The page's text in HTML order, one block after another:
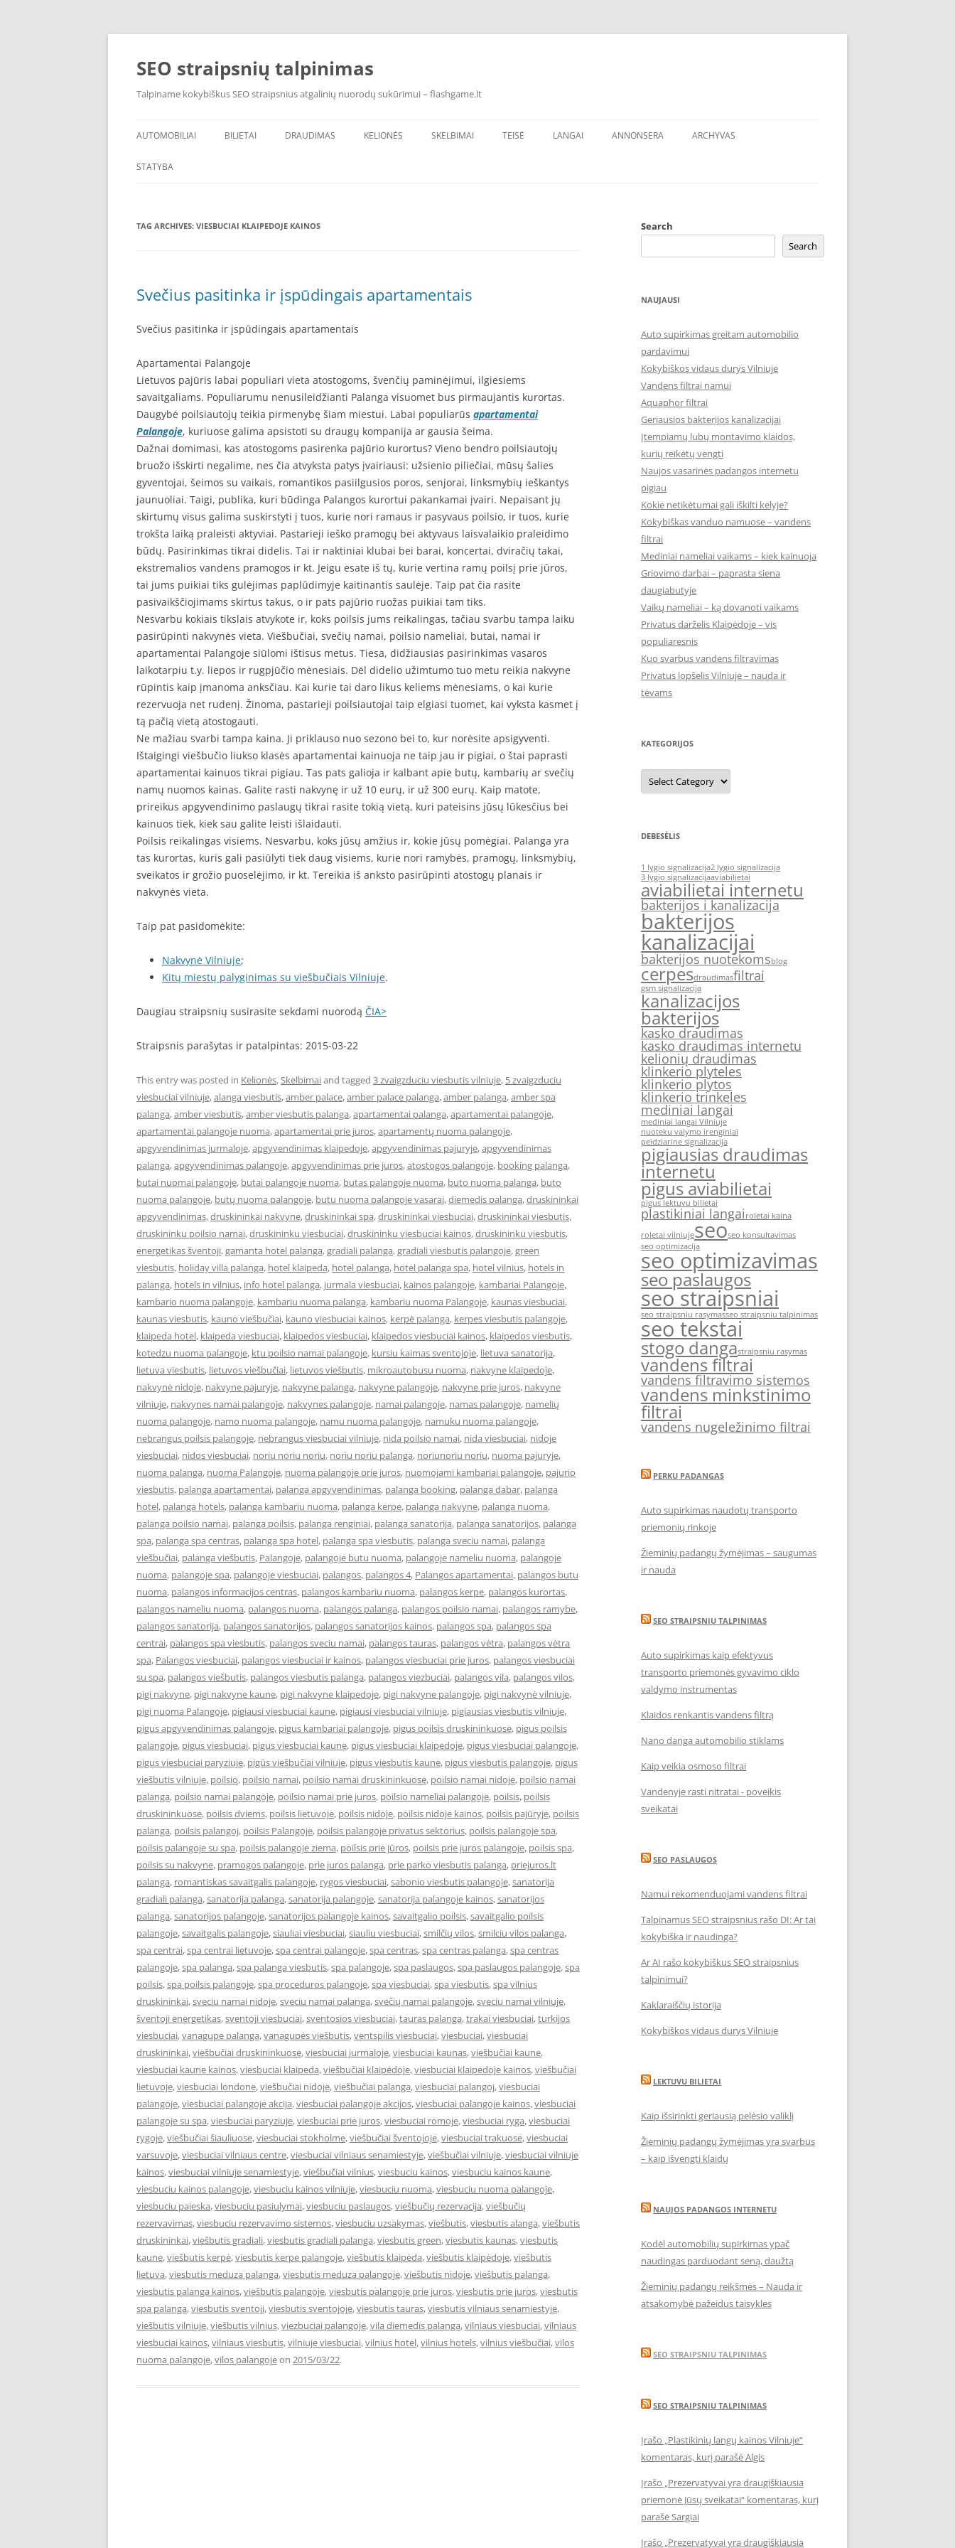
Skip
SEO straipsnių talpinimas
Talpiname kokybiškus SEO straipsnius atgalinių nuorodų sukūrimui – flashgame.lt
AUTOMOBILIAI BILIETAI DRAUDIMAS KELIONĖS SKELBIMAI TEISĖ LANGAI ANNONSERA ARCHYVAS
STATYBA
TAG ARCHIVES: VIESBUCIAI KLAIPEDOJE KAINOS
Svečius pasitinka ir įspūdingais apartamentais
Svečius pasitinka ir įspūdingais apartamentais
Apartamentai Palangoje
Lietuvos pajūris labai populiari vieta atostogoms, švenčių paminėjimui, ilgiesiems
savaitgaliams. Populiarumu nenusileidžianti Palanga visuomet bus pirmaujantis kurortas.
Daugybė poilsiautojų teikia pirmenybę šiam miestui. Labai populiarūs apartamentai
Palangoje, kuriuose galima apsistoti su draugų kompanija ar gausia šeima.
Dažnai domimasi, kas atostogoms pasirenka pajūrio kurortus? Vieno bendro poilsiautojų
bruožo išskirti negalime, nes čia atvyksta patys įvairiausi: užsienio piliečiai, mūsų šalies
gyventojai, šeimos su vaikais, romantikos pasiilgusios poros, senjorai, linksmybių ieškantys
jaunuoliai. Taigi, publika, kuri būdinga Palangos kurortui pakankamai įvairi. Nepaisant jų
skirtumų visus galima suskirstyti į tuos, kurie nori ramaus ir pasyvaus poilsio, ir tuos, kurie
trokšta laiką praleisti aktyviai. Pastarieji ieško pramogų bei aktyvaus laisvalaikio praleidimo
būdų. Pasirinkimas tikrai didelis. Tai ir naktiniai klubai bei barai, koncertai, dviračių takai,
ekstremalios vandens pramogos ir kt. Jeigu esate iš tų, kurie vertina ramų poilsį prie jūros,
tai jums puikiai tiks gulėjimas paplūdimyje kaitinantis saulėje. Taip pat čia rasite
pasivaikščiojimams skirtus takus, o ir pats pajūrio ruožas puikiai tam tiks.
Nesvarbu kokiais tikslais atvykote ir, koks poilsis jums reikalingas, tačiau svarbu tampa laiku
pasirūpinti nakvynės vieta. Viešbučiai, svečių namai, poilsio nameliai, butai, namai ir
apartamentai Palangoje siūlomi ištisus metus. Tiesa, didžiausias pasirinkimas vasaros
laikotarpiu t.y. liepos ir rugpjūčio mėnesiais. Dėl didelio užimtumo tuo metu reikia nakvyne
rūpintis kaip įmanoma anksčiau. Kai kurie tai daro likus keliems mėnesiams, o kai kurie
rezervuoja net rudenį. Žinoma, pastarieji poilsiautojai taip elgiasi tuomet, kai vyksta kasmet į
tą pačią vietą atostogauti.
Ne mažiau svarbi tampa kaina. Ji priklauso nuo sezono bei to, kur norėsite apsigyventi.
Ištaigingi viešbučio liukso klasės apartamentai kainuoja ne taip jau ir pigiai, o štai paprasti
apartamentai kainuos tikrai pigiau. Tas pats galioja ir kalbant apie butų, kambarių ar svečių
namų nuomos kainas. Galite rasti nakvynę ir už 10 eurų, ir už 300 eurų. Kaip matote,
prireikus apgyvendinimo paslaugų tikrai rasite tokią vietą, kuri pateisins jūsų lūkesčius bei
kainuos tiek, kiek sau galite leisti išlaidauti.
Poilsis reikalingas visiems. Nesvarbu, koks jūsų amžius ir, kokie jūsų pomėgiai. Palanga yra
tas kurortas, kuris gali pasiūlyti tiek daug visiems, kurie nori ramybės, pramogų, linksmybių,
sveikatos ir grožio puoselėjimo, ir kt. Tereikia iš anksto pasirūpinti atostogų planais ir
nakvynės vieta.
Taip pat pasidomėkite:
Nakvynė Vilniuje;
Kitų miestų palyginimas su viešbučiais Vilniuje.
Daugiau straipsnių susirasite sekdami nuorodą ČIA>
Straipsnis parašytas ir patalpintas: 2015-03-22
This entry was posted in Kelionės,Skelbimaiand tagged 3 zvaigzduciu viesbutis vilniuje, 5 zvaigzduciu
viesbuciai vilniuje,alanga viesbutis,amber palace,amber palace palanga,amber palanga,amber spa
palanga,amber viesbutis,amber viesbutis palanga,apartamentai palanga,apartamentai palangoje,
apartamentai palangoje nuoma,apartamentai prie juros,apartamentų nuoma palangoje,
apgyvendinimas jurmaloje,apgyvendinimas klaipedoje,apgyvendinimas pajuryje,apgyvendinimas
palanga,apgyvendinimas palangoje,apgyvendinimas prie juros,atostogos palangoje, booking palanga,
butai nuomai palangoje, butai palangoje nuoma, butas palangoje nuoma, buto nuoma palanga, buto
nuoma palangoje, butų nuoma palangoje, butu nuoma palangoje vasarai,diemedis palanga,druskininkai
apgyvendinimas,druskininkai nakvyne,druskininkai spa,druskininkai viesbuciai,druskininkai viesbutis,
druskininku poilsio namai,druskininku viesbuciai,druskininku viesbuciai kainos,druskininku viesbutis,
energetikas šventoji,gamanta hotel palanga,gradiali palanga,gradiali viesbutis palangoje,green
viesbutis, holiday villa palanga, hotel klaipeda, hotel palanga, hotel palanga spa, hotel vilnius, hotels in
palanga, hotels in vilnius, info hotel palanga, jurmala viesbuciai, kainos palangoje, kambariai Palangoje,
kambario nuoma palangoje, kambariu nuoma palanga, kambariu nuoma Palangoje, kaunas viesbuciai,
kaunas viesbutis, kauno viešbučiai, kauno viesbuciai kainos, kerpė palanga, kerpes viesbutis palangoje,
klaipeda hotel, klaipeda viesbuciai, klaipedos viesbuciai, klaipedos viesbuciai kainos, klaipedos viesbutis,
kotedzu nuoma palangoje, ktu poilsio namai palangoje, kursiu kaimas sventojoje, lietuva sanatorija,
lietuva viesbutis, lietuvos viešbučiai, lietuvos viešbutis, mikroautobusu nuoma, nakvyne klaipedoje,
nakvynė nidoje, nakvyne pajuryje, nakvyne palanga, nakvyne palangoje, nakvyne prie juros, nakvyne
vilniuje, nakvynes namai palangoje, nakvynes palangoje, namai palangoje, namas palangoje, namelių
nuoma palangoje, namo nuoma palangoje, namu nuoma palangoje, namuku nuoma palangoje,
nebrangus poilsis palangoje, nebrangus viesbuciai vilniuje, nida poilsio namai, nida viesbuciai, nidoje
viesbuciai, nidos viesbuciai, noriu noriu noriu, noriu noriu palanga, noriunoriu noriu, nuoma pajuryje,
nuoma palanga, nuoma Palangoje, nuoma palangoje prie juros, nuomojami kambariai palangoje, pajurio
viesbutis, palanga apartamentai, palanga apgyvendinimas, palanga booking, palanga dabar, palanga
hotel, palanga hotels, palanga kambariu nuoma, palanga kerpe, palanga nakvyne, palanga nuoma,
palanga poilsio namai, palanga poilsis, palanga renginiai, palanga sanatorija, palanga sanatorijos, palanga
spa, palanga spa centras, palanga spa hotel, palanga spa viesbutis, palanga sveciu namai, palanga
viešbučiai, palanga viešbutis, Palangoje, palangoje butu nuoma, palangoje nameliu nuoma, palangoje
nuoma, palangoje spa, palangoje viesbuciai, palangos, palangos 4, Palangos apartamentai, palangos butu
nuoma, palangos informacijos centras, palangos kambariu nuoma, palangos kerpe, palangos kurortas,
palangos nameliu nuoma, palangos nuoma, palangos palanga, palangos poilsio namai, palangos ramybe,
palangos sanatorija, palangos sanatorijos, palangos sanatorijos kainos, palangos spa, palangos spa
centrai, palangos spa viesbutis, palangos sveciu namai, palangos tauras, palangos vėtra, palangos vėtra
spa, Palangos viesbuciai, palangos viesbuciai ir kainos, palangos viesbuciai prie juros, palangos viesbuciai
su spa, palangos viešbutis, palangos viesbutis palanga, palangos viezbuciai, palangos vila, palangos vilos,
pigi nakvyne, pigi nakvyne kaune, pigi nakvyne klaipedoje, pigi nakvyne palangoje, pigi nakvynė vilniuje,
pigi nuoma Palangoje, pigiausi viesbuciai kaune, pigiausi viesbuciai vilniuje, pigiausias viesbutis vilniuje,
pigus apgyvendinimas palangoje, pigus kambariai palangoje, pigus poilsis druskininkuose, pigus poilsis
palangoje, pigus viesbuciai, pigus viesbuciai kaune, pigus viesbuciai klaipedoje, pigus viesbuciai palangoje,
pigus viesbuciai paryziuje, pigūs viešbučiai vilniuje, pigus viesbutis kaune, pigus viesbutis palangoje, pigus
viešbutis vilniuje, poilsio, poilsio namai, poilsio namai druskininkuose, poilsio namai nidoje, poilsio namai
palanga, poilsio namai palangoje, poilsio namai prie juros, poilsio nameliai palangoje, poilsis, poilsis
druskininkuose, poilsis dviems, poilsis lietuvoje, poilsis nidoje, poilsis nidoje kainos, poilsis pajūryje, poilsis
palanga, poilsis palangoj, poilsis Palangoje, poilsis palangoje privatus sektorius, poilsis palangoje spa,
poilsis palangoje su spa, poilsis palangoje ziema, poilsis prie jūros, poilsis prie juros palangoje, poilsis spa,
poilsis su nakvyne, pramogos palangoje, prie juros palanga, prie parko viesbutis palanga, priejuros.lt
palanga, romantiskas savaitgalis palangoje, rygos viesbuciai,sabonio viesbutis palangoje,sanatorija
gradiali palanga,sanatorija palanga,sanatorija palangoje,sanatorija palangoje kainos,sanatorijos
palanga,sanatorijos palangoje,sanatorijos palangoje kainos,savaitgalio poilsis,savaitgalio poilsis
palangoje,savaitgalis palangoje,siauliai viesbuciai,siauliu viesbuciai,smilčių vilos,smilciu vilos palanga,
spa centrai,spa centrai lietuvoje,spa centrai palangoje,spa centras,spa centras palanga,spa centras
palangoje,spa palanga,spa palanga viesbutis,spa palangoje,spa paslaugos,spa paslaugos palangoje,spa
poilsis,spa poilsis palangoje,spa proceduros palangoje,spa viesbuciai,spa viesbutis,spa vilnius
druskininkai,sveciu namai nidoje,sveciu namai palanga,svečių namai palangoje,sveciu namai vilniuje,
šventoji energetikas,sventoji viesbuciai,sventosios viesbuciai,tauras palanga,trakai viesbuciai,turkijos
viesbuciai,vanagupe palanga,vanagupės viešbutis,ventspilis viesbuciai,viesbuciai,viesbuciai
druskininkai,viešbučiai druskininkuose,viesbuciai jurmaloje,viesbuciai kaunas,viešbučiai kaune,
viesbuciai kaune kainos,viesbuciai klaipeda,viešbučiai klaipėdoje,viesbuciai klaipedoje kainos,viešbučiai
lietuvoje,viesbuciai londone,viešbučiai nidoje,viešbučiai palanga,viesbuciai palangoj,viesbuciai
palangoje,viesbuciai palangoje akcija,viesbuciai palangoje akcijos,viesbuciai palangoje kainos,viesbuciai
palangoje su spa,viesbuciai paryziuje,viesbuciai prie juros,viesbuciai romoje,viesbuciai ryga,viesbuciai
rygoje,viešbučiai šiauliuose,viesbuciai stokholme,viešbučiai šventojoje,viesbuciai trakuose,viesbuciai
varsuvoje,viesbuciai vilniaus centre,viesbuciai vilniaus senamiestyje,viešbučiai vilniuje,viesbuciai vilniuje
kainos,viesbuciai vilniuje senamiestyje,viešbučiai vilnius,viesbuciu kainos,viesbuciu kainos kaune,
viesbuciu kainos palangoje,viesbuciu kainos vilniuje,viesbuciu nuoma,viesbuciu nuoma palangoje,
viesbuciu paieska,viesbuciu pasiulymai,viesbuciu paslaugos,viešbučių rezervacija,viešbučių
rezervavimas,viesbuciu rezervavimo sistemos,viesbuciu uzsakymas,viešbutis,viesbutis alanga,viešbutis
druskininkai,viešbutis gradiali,viesbutis gradiali palanga,viesbutis green,viesbutis kaunas,viesbutis
kaune,viešbutis kerpė,viesbutis kerpe palangoje,viešbutis klaipėda,viešbutis klaipėdoje,viešbutis
lietuva,viesbutis meduza palanga,viesbutis meduza palangoje,viešbutis nidoje,viešbutis palanga,
viesbutis palanga kainos,viešbutis palangoje,viesbutis palangoje prie juros,viesbutis prie juros,viesbutis
spa palanga,viesbutis sventoji,viesbutis sventojoje,viesbutis tauras,viesbutis vilniaus senamiestyje,
viešbutis vilniuje,viešbutis vilnius,viezbuciai palangoje,vila diemedis palanga,vilniaus viesbuciai,vilniaus
viesbuciai kainos,vilniaus viesbutis,vilniuje viesbuciai,vilnius hotel,vilnius hotels,vilnius viešbučiai,vilos
nuoma palangoje,vilos palangojeon 2015/03/22.
Search
Search
NAUJAUSI
Auto supirkimas greitam automobilio
pardavimui
Kokybiškos vidaus durys Vilniuje
Vandens filtrai namui
Aquaphor filtrai
Geriausios bakterijos kanalizacijai
Įtempiamų lubų montavimo klaidos,
kurių reikėtų vengti
Naujos vasarinės padangos internetu
pigiau
Kokie netikėtumai gali iškilti kelyje?
Kokybiškas vanduo namuose – vandens
filtrai
Mediniai nameliai vaikams – kiek kainuoja
Griovimo darbai – paprasta siena
daugiabutyje
Vaikų nameliai – ką dovanoti vaikams
Privatus darželis Klaipėdoje – vis
populiaresnis
Kuo svarbus vandens filtravimas
Privatus lopšelis Vilniuje – nauda ir
tėvams
KATEGORIJOS
Kategorijos
DEBESĖLIS
1 lygio signalizacija2 lygio signalizacija
3 lygio signalizacijaaviabilietai
aviabilietai internetu
bakterijos i kanalizacija
bakterijos
kanalizacijai
bakterijos nuotekomsblog
cerpesdraudimasfiltrai
gsm signalizacija
kanalizacijos
bakterijos
kasko draudimas
kasko draudimas internetu
kelionių draudimas
klinkerio plyteles
klinkerio plytos
klinkerio trinkeles
mediniai langai
mediniai langai Vilniuje
nuoteku valymo irenginiai
peidziarine signalizacija
pigiausias draudimas
internetu
pigus aviabilietai
pigus lektuvu bilietai
plastikiniai langai roletai kaina
roletai vilniujeseoseo konsultavimas
seo optimizacija
seo optimizavimas
seo paslaugos
seo straipsniai
seo straipsniu rasymasseo straipsniu talpinimas
seo tekstai
stogo dangastraipsniu rasymas
vandens filtrai
vandens filtravimo sistemos
vandens minkstinimo
filtrai
vandens nugeležinimo filtrai
PERKU PADANGAS
Auto supirkimas naudotų transporto
priemonių rinkoje
Žieminių padangų žymėjimas – saugumas
ir nauda
SEO STRAIPSNIU TALPINIMAS
Auto supirkimas kaip efektyvus
transporto priemonės gyvavimo ciklo
valdymo instrumentas
Klaidos renkantis vandens filtrą
Nano danga automobilio stiklams
Kaip veikia osmoso filtrai
Vandenyje rasti nitratai - poveikis
sveikatai
SEO PASLAUGOS
Namui rekomenduojami vandens filtrai
Talpinamus SEO straipsnius rašo DI: Ar tai
kokybiška ir naudinga?
Ar AI rašo kokybiškus SEO straipsnius
talpinimui?
Kaklaraiščių istorija
Kokybiškos vidaus durys Vilniuje
LEKTUVU BILIETAI
Kaip išsirinkti geriausią pelėsio valiklį
Žieminių padangų žymėjimas yra svarbus
– kaip išvengti klaidų
NAUJOS PADANGOS INTERNETU
Kodėl automobilių supirkimas ypač
naudingas parduodant seną, daužtą
Žieminių padangų reikšmės – Nauda ir
atsakomybė pažeidus taisykles
SEO STRAIPSNIU TALPINIMAS
SEO STRAIPSNIU TALPINIMAS
Įrašo „Plastikinių langų kainos Vilniuje“
komentaras, kurį parašė Algis
Įrašo „Prezervatyvai yra draugiškiausia
priemonė Jūsų sveikatai“ komentaras, kurį
parašė Sargiai
Įrašo „Prezervatyvai yra draugiškiausia